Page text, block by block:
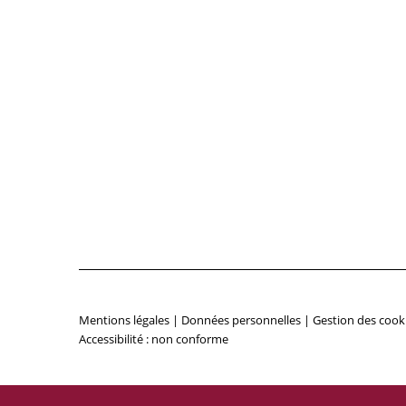
Mentions légales | Données personnelles | Gestion des
Accessibilité : non conforme